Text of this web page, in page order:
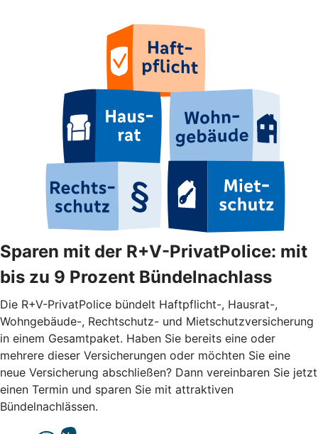
Sparen mit der R+V-PrivatPolice: mit
bis zu 9 Prozent Bündelnachlass
Die R+V-PrivatPolice bündelt Haftpflicht-, Hausrat-,
Wohngebäude-, Rechtschutz- und Mietschutzversicherung
in einem Gesamtpaket. Haben Sie bereits eine oder
mehrere dieser Versicherungen oder möchten Sie eine
neue Versicherung abschließen? Dann vereinbaren Sie jetzt
einen Termin und sparen Sie mit attraktiven
Bündelnachlässen.